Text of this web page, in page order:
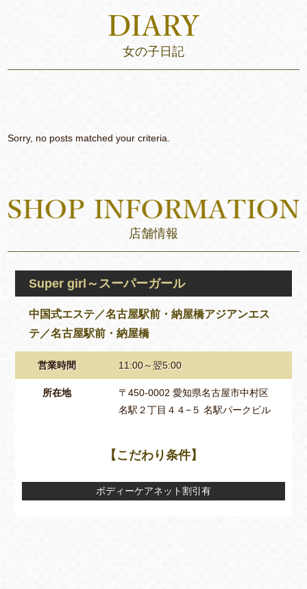
女の子日記
Sorry, no posts matched your criteria.
店舗情報
Super girl～スーパーガール
中国式エステ／名古屋駅前・納屋橋アジアンエス
テ／名古屋駅前・納屋橋
営業時間 11:00～翌5:00
所在地
〒450-0002 愛知県名古屋市中村区
名駅２丁目４４−５ 名駅パークビル
【こだわり条件】
ボディーケアネット割引有